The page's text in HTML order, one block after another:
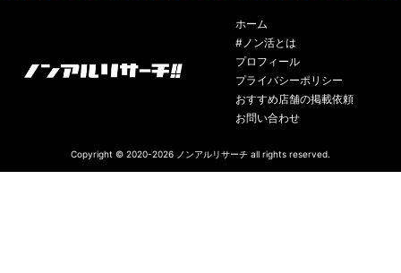
ホーム
#ノン活とは
プロフィール
プライバシーポリシー
おすすめ店舗の掲載依頼
お問い合わせ
Copyright © 2020-2026 ノンアルリサーチ all rights reserved.